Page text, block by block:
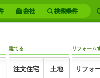
建てる
注文住宅 土地
リフォーム
リフォ